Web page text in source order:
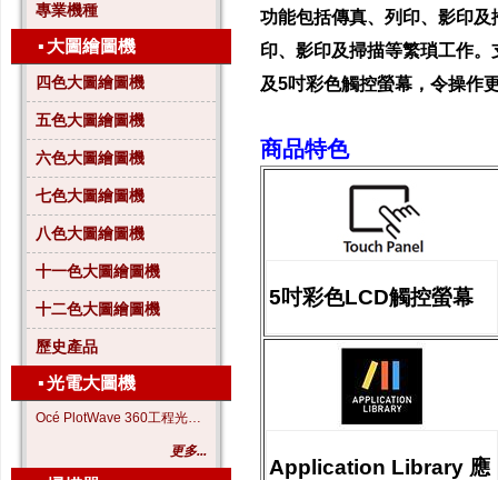
專業機種
▪ 大圖繪圖機
四色大圖繪圖機
五色大圖繪圖機
六色大圖繪圖機
七色大圖繪圖機
八色大圖繪圖機
十一色大圖繪圖機
十二色大圖繪圖機
歷史產品
▪光電大圖機
Océ PlotWave 360工程光電大圖機
更多...
功能包括傳真、列印、影印
印、影印及掃描等繁瑣工作
及5吋彩色觸控螢幕，令操作
商品特色
5吋彩色LCD觸控螢幕
Application Library 應